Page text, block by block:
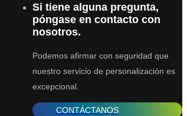
Si tiene alguna pregunta,
póngase en contacto con
nosotros.
Podemos afirmar con seguridad que
nuestro servicio de personalización es
excepcional.
CONTÁCTANOS